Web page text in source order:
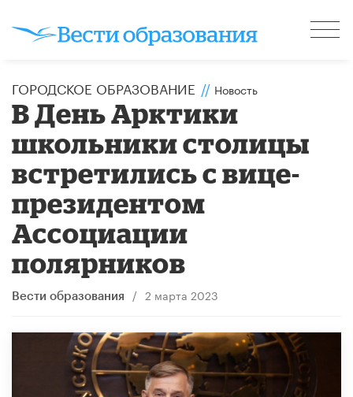
ГОРОДСКОЕ ОБРАЗОВАНИЕ // Новость
В День Арктики
школьники столицы
встретились с вице-
президентом
Ассоциации
полярников
Вести образования / 2 марта 2023